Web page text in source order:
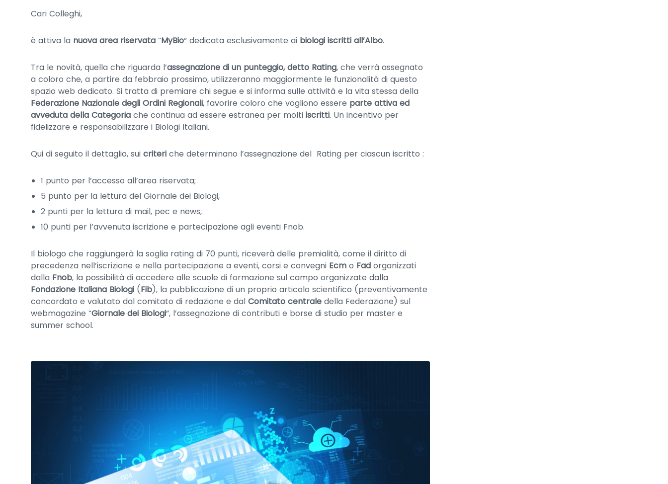
Cari Colleghi,
è attiva la nuova area riservata “MyBio” dedicata esclusivamente ai biologi iscritti all’Albo.
Tra le novità, quella che riguarda l’assegnazione di un punteggio, detto Rating, che verrà assegnato
a coloro che, a partire da febbraio prossimo, utilizzeranno maggiormente le funzionalità di questo
spazio web dedicato. Si tratta di premiare chi segue e si informa sulle attività e la vita stessa della
Federazione Nazionale degli Ordini Regionali, favorire coloro che vogliono essere parte attiva ed
avveduta della Categoria che continua ad essere estranea per molti iscritti. Un incentivo per
fidelizzare e responsabilizzare i Biologi Italiani.
Qui di seguito il dettaglio, sui criteri che determinano l’assegnazione del Rating per ciascun iscritto :
1 punto per l’accesso all’area riservata;
5 punto per la lettura del Giornale dei Biologi,
2 punti per la lettura di mail, pec e news,
10 punti per l’avvenuta iscrizione e partecipazione agli eventi Fnob.
Il biologo che raggiungerà la soglia rating di 70 punti, riceverà delle premialità, come il diritto di
precedenza nell’iscrizione e nella partecipazione a eventi, corsi e convegni Ecm o Fad organizzati
dalla Fnob, la possibilità di accedere alle scuole di formazione sul campo organizzate dalla
Fondazione Italiana Biologi (Fib), la pubblicazione di un proprio articolo scientifico (preventivamente
concordato e valutato dal comitato di redazione e dal Comitato centrale della Federazione) sul
webmagazine “Giornale dei Biologi”, l’assegnazione di contributi e borse di studio per master e
summer school.